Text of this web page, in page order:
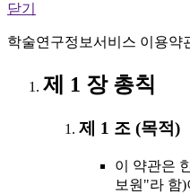
닫기
학술연구정보서비스 이용약
제 1 장 총칙
제 1 조 (목적)
이 약관은
보원"라 함